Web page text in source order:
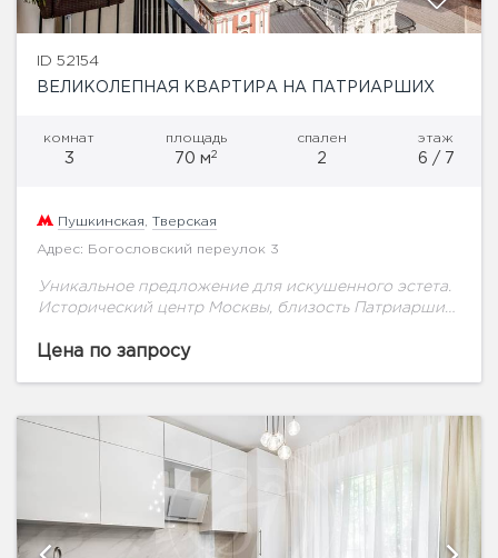
ID 52154
ВЕЛИКОЛЕПНАЯ КВАРТИРА НА ПАТРИАРШИХ
комнат
3
площадь
70 м2
спален
2
этаж
6 / 7
Пушкинская Тверская
Адрес: Богословский переулок 3
Уникальное предложение для искушенного эстета.
Исторический центр Москвы, близость Патриарших
переулка. Этот район долгие годы был
Цена по запросу